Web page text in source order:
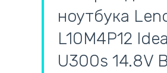
ноутбука
L10M4P12
U300s 14.8V